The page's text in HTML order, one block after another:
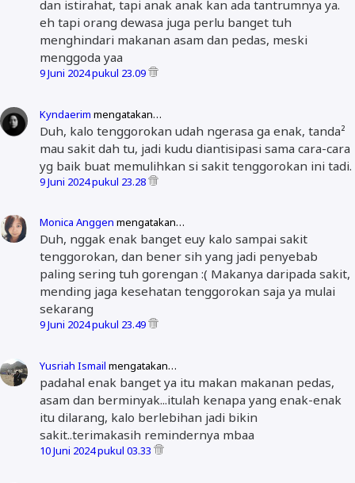
dan istirahat, tapi anak anak kan ada tantrumnya ya.
eh tapi orang dewasa juga perlu banget tuh
menghindari makanan asam dan pedas, meski
menggoda yaa
9 Juni 2024 pukul 23.09
Kyndaerim mengatakan…
Duh, kalo tenggorokan udah ngerasa ga enak, tanda²
mau sakit dah tu, jadi kudu diantisipasi sama cara-cara
yg baik buat memulihkan si sakit tenggorokan ini tadi.
9 Juni 2024 pukul 23.28
Monica Anggen mengatakan…
Duh, nggak enak banget euy kalo sampai sakit
tenggorokan, dan bener sih yang jadi penyebab
paling sering tuh gorengan :( Makanya daripada sakit,
mending jaga kesehatan tenggorokan saja ya mulai
sekarang
9 Juni 2024 pukul 23.49
Yusriah Ismail mengatakan…
padahal enak banget ya itu makan makanan pedas,
asam dan berminyak...itulah kenapa yang enak-enak
itu dilarang, kalo berlebihan jadi bikin
sakit..terimakasih remindernya mbaa
10 Juni 2024 pukul 03.33